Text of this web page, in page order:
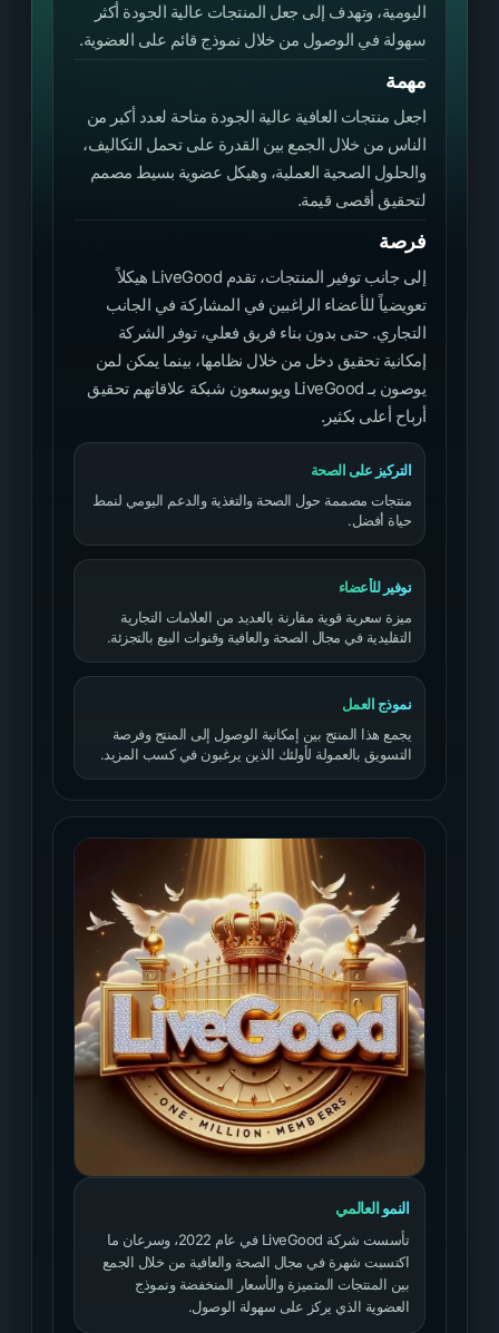
اليومية، وتهدف إلى جعل المنتجات عالية الجودة أكثر
سهولة في الوصول من خلال نموذج قائم على العضوية.
مهمة
اجعل منتجات العافية عالية الجودة متاحة لعدد أكبر من
الناس من خلال الجمع بين القدرة على تحمل التكاليف،
والحلول الصحية العملية، وهيكل عضوية بسيط مصمم
لتحقيق أقصى قيمة.
فرصة
إلى جانب توفير المنتجات، تقدم LiveGood هيكلاً
تعويضياً للأعضاء الراغبين في المشاركة في الجانب
التجاري. حتى بدون بناء فريق فعلي، توفر الشركة
إمكانية تحقيق دخل من خلال نظامها، بينما يمكن لمن
يوصون بـ LiveGood ويوسعون شبكة علاقاتهم تحقيق
أرباح أعلى بكثير.
التركيز على الصحة
منتجات مصممة حول الصحة والتغذية والدعم اليومي لنمط
حياة أفضل.
توفير للأعضاء
ميزة سعرية قوية مقارنة بالعديد من العلامات التجارية
التقليدية في مجال الصحة والعافية وقنوات البيع بالتجزئة.
نموذج العمل
يجمع هذا المنتج بين إمكانية الوصول إلى المنتج وفرصة
التسويق بالعمولة لأولئك الذين يرغبون في كسب المزيد.
النمو العالمي
تأسست شركة LiveGood في عام 2022، وسرعان ما
اكتسبت شهرة في مجال الصحة والعافية من خلال الجمع
بين المنتجات المتميزة والأسعار المنخفضة ونموذج
العضوية الذي يركز على سهولة الوصول.